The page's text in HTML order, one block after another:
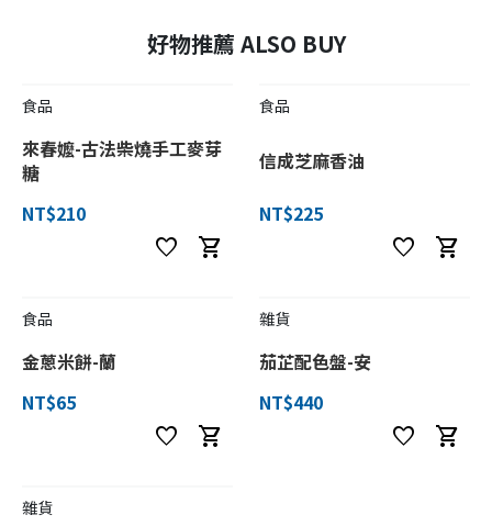
好物推薦 ALSO BUY
食品
來春嬤-古法柴燒手工麥芽
糖
NT$210
favorite shopping_cart
食品
信成芝麻香油
NT$225
favorite shopping_cart
食品
金蔥米餅-蘭
NT$65
favorite shopping_cart
雜貨
茄芷配色盤-安
NT$440
favorite shopping_cart
雜貨